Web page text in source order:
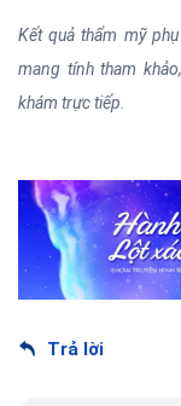
Kết quả thẩm mỹ
mang tính tham
khám trực tiếp.
Trả lời